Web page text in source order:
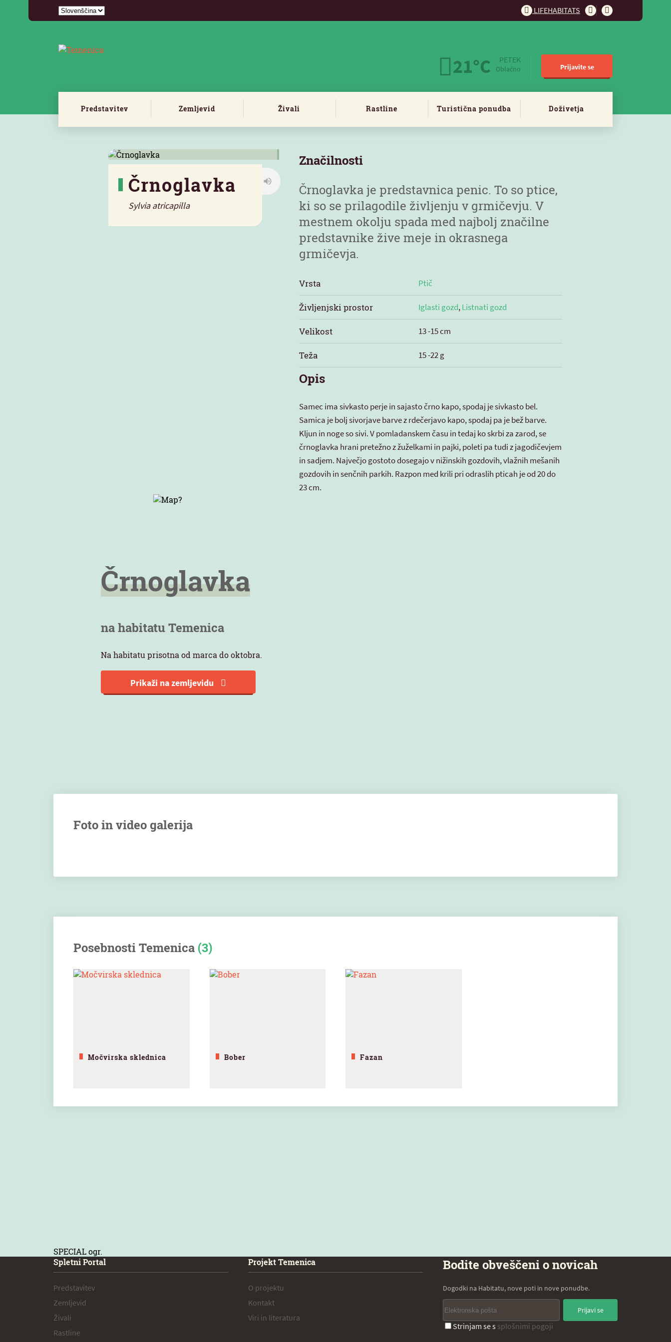
LIFEHABITATS
21°C PETEK
Oblačno Prijavite se
Predstavitev Zemljevid Živali Rastline Turistična ponudba Doživetja
Črnoglavka
Sylvia atricapilla
Značilnosti
Črnoglavka je predstavnica penic. To so ptice,
ki so se prilagodile življenju v grmičevju. V
mestnem okolju spada med najbolj značilne
predstavnike žive meje in okrasnega
grmičevja.
Vrsta Ptič
Življenjski prostor Iglasti gozd,Listnati gozd
Velikost 13 -15 cm
Teža 15 -22 g
Opis
Samec ima sivkasto perje in sajasto črno kapo, spodaj je sivkasto bel.
Samica je bolj sivorjave barve z rdečerjavo kapo, spodaj pa je bež barve.
Kljun in noge so sivi. V pomladanskem času in tedaj ko skrbi za zarod, se
črnoglavka hrani pretežno z žuželkami in pajki, poleti pa tudi z jagodičevjem
in sadjem. Največjo gostoto dosegajo v nižinskih gozdovih, vlažnih mešanih
gozdovih in senčnih parkih. Razpon med krili pri odraslih pticah je od 20 do
23 cm.
Črnoglavka
na habitatu Temenica
Na habitatu prisotna od marca do oktobra.
Prikaži na zemljevidu
Foto in video galerija
Posebnosti Temenica (3)
Močvirska sklednica Bober Fazan
SPECIAL ogr.
Spletni Portal
Predstavitev
Zemljevid
Živali
Rastline
Projekt Temenica
O projektu
Kontakt
Viri in literatura
Bodite obveščeni o novicah
Dogodki na Habitatu, nove poti in nove ponudbe.
Prijavi se
Strinjam se s splošnimi pogoji